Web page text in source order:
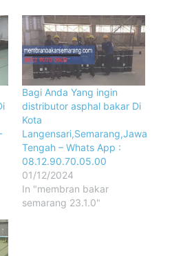
Bagi Anda Yang ingin
distributor asphal bakar Di
Kota
Langensari,Semarang,Jawa
Tengah – Whats App :
08.12.90.70.05.00
01/12/2024
In "membran bakar
semarang 23.1.0"